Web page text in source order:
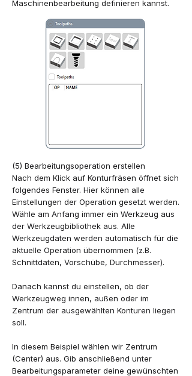
Maschinenbearbeitung definieren kannst.
(5) Bearbeitungsoperation erstellen
Nach dem Klick auf Konturfräsen öffnet sich
folgendes Fenster. Hier können alle
Einstellungen der Operation gesetzt werden.
Wähle am Anfang immer ein Werkzeug aus
der Werkzeugbibliothek aus. Alle
Werkzeugdaten werden automatisch für die
aktuelle Operation übernommen (z.B.
Schnittdaten, Vorschübe, Durchmesser).
Danach kannst du einstellen, ob der
Werkzeugweg innen, außen oder im
Zentrum der ausgewählten Konturen liegen
soll.
In diesem Beispiel wählen wir Zentrum
(Center) aus. Gib anschließend unter
Bearbeitungsparameter deine gewünschten